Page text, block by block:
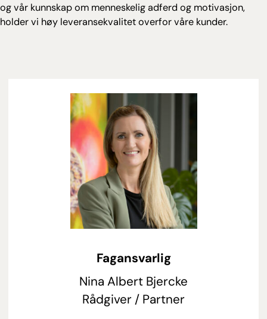
og vår kunnskap om menneskelig adferd og motivasjon,
holder vi høy leveransekvalitet overfor våre kunder.
Fagansvarlig
Nina Albert Bjercke
Rådgiver / Partner